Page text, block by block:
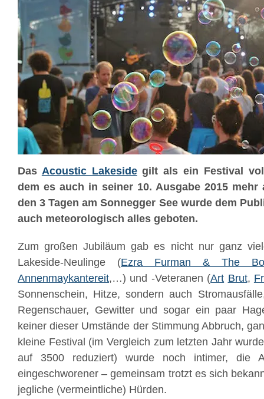
Das Acoustic Lakesidegilt als ein Festival
dem es auch in seiner 10. Ausgabe 2015
den 3 Tagen am Sonnegger See wurde dem
auch meteorologisch alles geboten.
Zum großen Jubiläum gab es nicht nur ganz
Lakeside-Neulinge (Ezra Furman & The
Annenmaykantereit,…) und -Veteranen (Art Brut,
Sonnenschein, Hitze, sondern auch
Regenschauer, Gewitter und sogar ein paar
keiner dieser Umstände der Stimmung Abbruch,
kleine Festival (im Vergleich zum letzten Jahr
auf 3500 reduziert) wurde noch intimer, die
eingeschworener – gemeinsam trotzt es sich
jegliche (vermeintliche) Hürden.